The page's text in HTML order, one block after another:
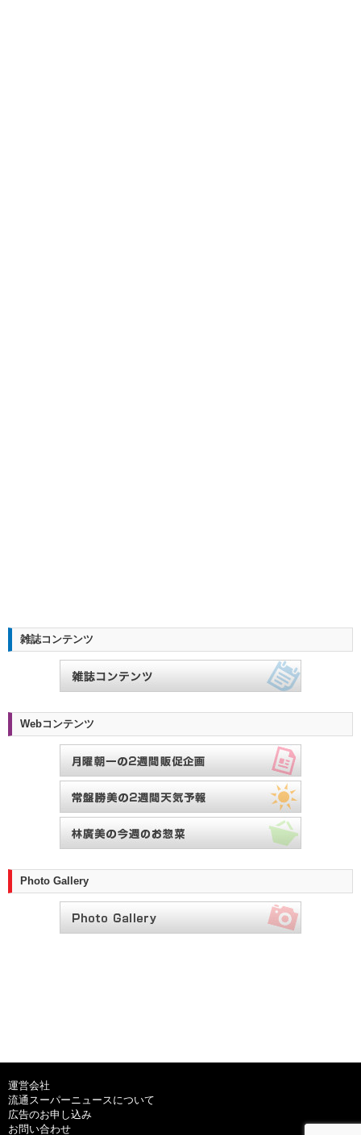
雑誌コンテンツ
Webコンテンツ
Photo Gallery
運営会社
流通スーパーニュースについて
広告のお申し込み
お問い合わせ